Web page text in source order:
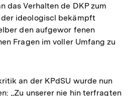
das Verhalten de DKP zum
der ideologiscl bekämpft
den aufgewor fenen
Fragen im voller Umfang zu
an der KPdSU wurde nun
„Zu unserer nie hin terfragten